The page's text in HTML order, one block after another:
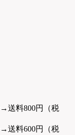
→送料800円（税
→送料600円（税